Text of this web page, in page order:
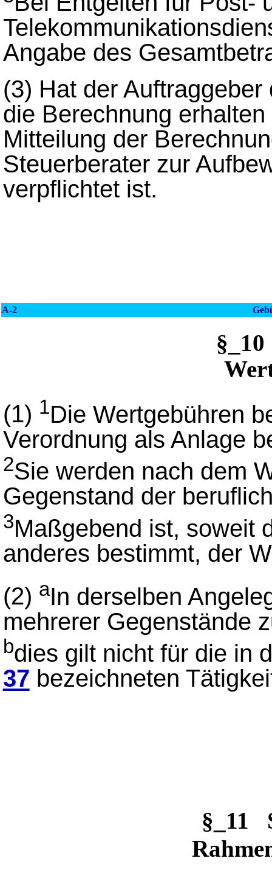
Angabe des
(3) Hat der
die Berechnung
Mitteilung der
Steuerberater zur
verpflichtet ist.
A-2
(1) 1Die Wertgebühren
Verordnung als Anlage
2Sie werden nach dem
Gegenstand der
3Maßgebend ist, soweit
anderes bestimmt, der
(2) aIn derselben
mehrerer Gegenstände
bdies gilt nicht für die in
37 bezeichneten
§_11